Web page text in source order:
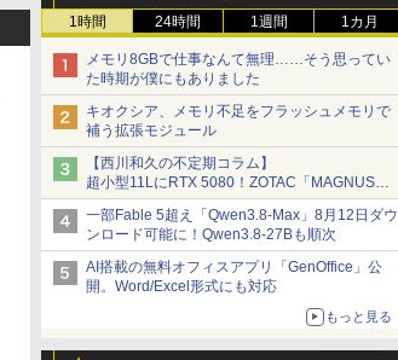
1時間 24時間 1週間 1カ月
メモリ8GBで仕事なんて無理……そう思ってい
た時期が僕にもありました
キオクシア、メモリ不足をフラッシュメモリで
補う拡張モジュール
【西川和久の不定期コラム】
超小型11LにRTX 5080！ZOTAC「MAGNUS
ONE」最上位機の実力を探る
一部Fable 5超え「Qwen3.8-Max」8月12日ダウ
ンロード可能に！Qwen3.8-27Bも順次
AI搭載の無料オフィスアプリ「GenOffice」公
開。Word/Excel形式にも対応
もっと見る